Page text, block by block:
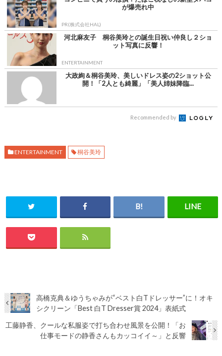
が爆売れ中
PR(株式会社HAL)
河北麻友子 桐谷美玲との誕生日祝い仲良し２ショ
ット写真に反響！
ENTERTAINMENT
大政絢＆桐谷美玲、美しいドレス姿の2ショット公
開！「2人とも綺麗」「美人姉妹降臨...
Recommended by
ENTERTAINMENT 桐谷美玲
高橋克典＆ゆうちゃみが“ベスト白Tドレッサー”に！オキ
シクリーン「Best 白T Dresser賞 2024」表紙式
工藤静香、クールな私服姿で打ち合わせ風景を公開！「お
仕事モードの静香さんもカッコイイ～」と反響